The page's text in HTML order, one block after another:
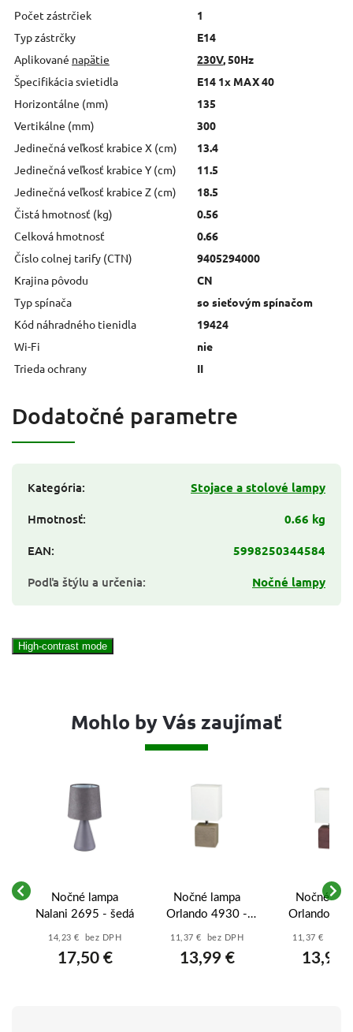
Počet zástrčiek
1
Typ zástrčky
E14
Aplikované napätie 230V, 50Hz
Špecifikácia svietidla
E14 1x MAX 40
Horizontálne (mm)
135
Vertikálne (mm)
300
Jedinečná veľkosť krabice X (cm)
13.4
Jedinečná veľkosť krabice Y (cm)
11.5
Jedinečná veľkosť krabice Z (cm)
18.5
Čistá hmotnosť (kg)
0.56
Celková hmotnosť
0.66
Číslo colnej tarify (CTN)
9405294000
Krajina pôvodu
CN
Typ spínača
so sieťovým spínačom
Kód náhradného tienidla
19424
Wi-Fi
nie
Trieda ochrany
II
Dodatočné parametre
Kategória:
Stojace a stolové lampy
Hmotnosť:
0.66 kg
EAN:
5998250344584
Podľa štýlu a určenia: Nočné lampy
High-contrast mode
Mohlo by Vás zaujímať
Nočné lampa
Nalani 2695 - šedá
14,23 € bez DPH
17,50 €
Nočné lampa
Orlando 4930 -
kakao - prírodná
11,37 € bez DPH
13,99 €
Nočné
Orlando
11,37 € bez
13,99